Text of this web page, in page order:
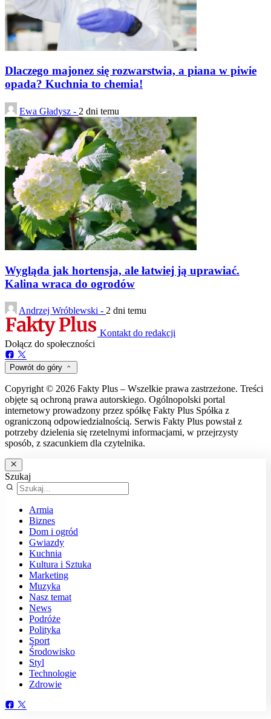
Dlaczego majonez się rozwarstwia, a piana w piwie
opada? Kuchnia to chemia!
Ewa Gładysz - 2 dni temu
Wygląda jak hortensja, ale łatwiej ją uprawiać.
Kalina wraca do ogrodów
Andrzej Wróblewski - 2 dni temu
Kontakt do redakcji
Dołącz do społeczności
Powrót do góry
Copyright © 2026 Fakty Plus – Wszelkie prawa zastrzeżone. Treści
objęte są ochroną prawa autorskiego. Ogólnopolski portal
internetowy prowadzony przez spółkę Fakty Plus Spółka z
ograniczoną odpowiedzialnością. Serwis Fakty Plus powstał z
potrzeby dzielenia się rzetelnymi informacjami, w przejrzysty
sposób, z szacunkiem dla czytelnika.
Szukaj
Armia
Biznes
Dom i ogród
Gwiazdy
Kuchnia
Kultura i Sztuka
Marketing
Muzyka
Nasz temat
News
Podróże
Polityka
Sport
Środowisko
Styl
Technologie
Zdrowie